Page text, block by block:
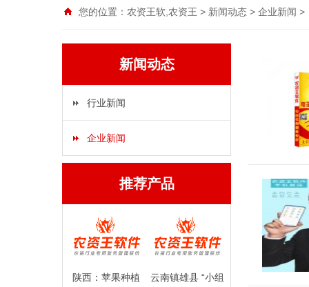
您的位置： 农资王软,农资王 > 新闻动态 > 企业新闻 >
新闻动态
行业新闻
企业新闻
推荐产品
陕西：苹果种植
云南镇雄县 “小组